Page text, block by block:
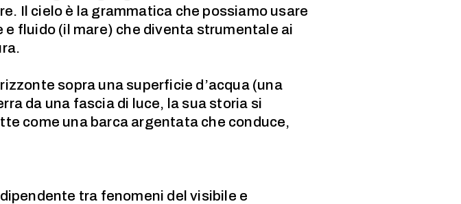
Il cielo è la grammatica che possiamo usare
fluido (il mare) che diventa strumentale ai
sopra una superficie d’acqua (una
da una fascia di luce, la sua storia si
come una barca argentata che conduce,
tra fenomeni del visibile e